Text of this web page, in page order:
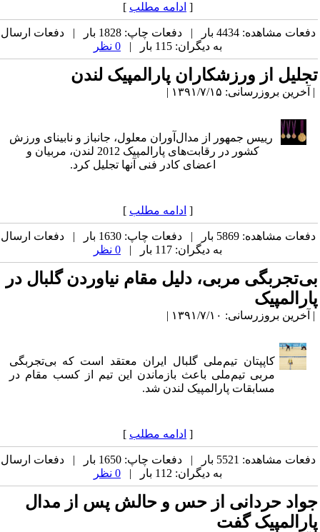
[ ادامه مطلب ]
دفعات مشاهده: 4434 بار | دفعات چاپ: 1828 بار | دفعات ارسال
به دیگران: 115 بار |
0 نظر
تجلیل از ورزشکاران پارالمپیک لندن
| آخرین بروزرسانی: ۱۳۹۱/۷/۱۵ |
رییس جمهور از مدال‌آوران معلول، جانباز و نابینای ورزش
کشور در رقابت‌های پارالمپیک 2012 لندن، مربیان و
اعضای کادر فنی آنها تجلیل کرد.
[ ادامه مطلب ]
دفعات مشاهده: 5869 بار | دفعات چاپ: 1630 بار | دفعات ارسال
به دیگران: 117 بار |
0 نظر
بی‌تجربگی مربی، دلیل مقام نیاوردن گلبال در
پارالمپیک
| آخرین بروزرسانی: ۱۳۹۱/۷/۱۰ |
کاپپتان تیم‌ملی گلبال ایران معتقد است که بی‌تجربگی
مربی تیم‌ملی باعث بازماندن این تیم از کسب مقام در
مسابقات پارالمپیک لندن شد.
[ ادامه مطلب ]
دفعات مشاهده: 5521 بار | دفعات چاپ: 1650 بار | دفعات ارسال
به دیگران: 112 بار |
0 نظر
جواد حردانی از حس و حالش پس از مدال
پارالمپیک گفت